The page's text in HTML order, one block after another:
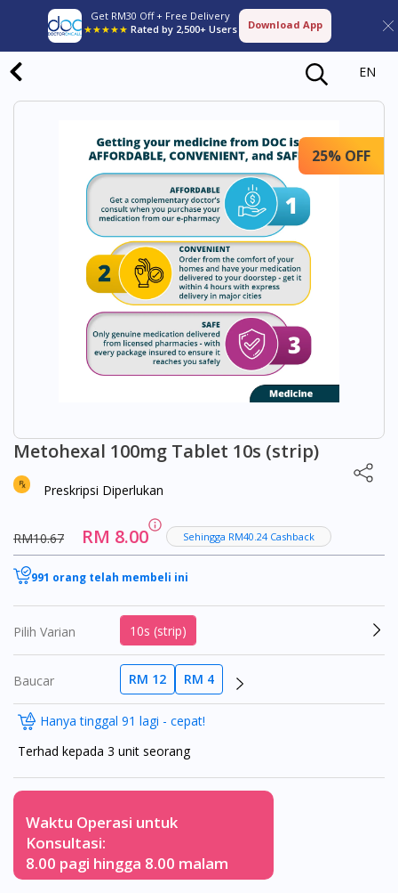
Get RM30 Off + Free Delivery
★★★★★ Rated by 2,500+ Users Download App
EN
25% OFF
Metohexal 100mg Tablet 10s (strip)
Preskripsi Diperlukan
RM10.67 RM 8.00 Sehingga RM40.24 Cashback
991 orang telah membeli ini
Pilih Varian 10s (strip)
Baucar RM 12 RM 4
Hanya tinggal 91 lagi - cepat!
Terhad kepada 3 unit seorang
Waktu Operasi untuk
Konsultasi:
8.00 pagi hingga 8.00 malam